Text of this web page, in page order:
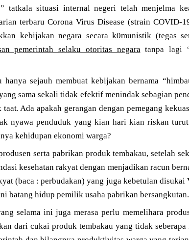
” tatkala situasi internal negeri telah menjelma
terbaru Corona Virus Disease (strain COVID-
kebijakan negara secara k0munistik (tegas
pemerintah selaku otoritas negaratanpa lagi
hanya sejauh membuat kebijakan bernama
sama sekali tidak efektif menindak sebagian
Ada apakah gerangan dengan pemegang
nyawa penduduk yang kian hari kian riskan
kehidupan ekonomi warga?
serta pabrikan produk tembakau, setelah
kesehatan rakyat dengan menjadikan racun
(baca : perbudakan) yang juga kebetulan
batang hidup pemilik usaha pabrikan bersangkutan.
selama ini juga merasa perlu memelihara
dari cukai produk tembakau yang tidak